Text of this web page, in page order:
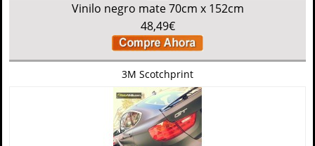
Vinilo negro mate 70cm x 152cm
48,49€
3M Scotchprint